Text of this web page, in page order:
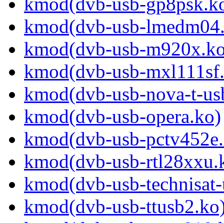
kmod(dvb-usb-
kmod(dvb-usb-
kmod(dvb-usb-
kmod(dvb-usb-nova-t-
kmod(dvb-usb-opera.ko)
kmod(dvb-usb-
kmod(dvb-usb-
kmod(dvb-usb-
kmod(dvb-usb-